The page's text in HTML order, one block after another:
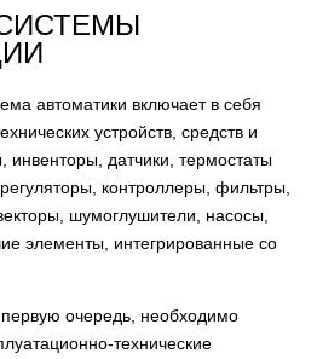
Belimo 01UT
замерзания Belimo 01DTS
A-22D
A-22P 14
и влажности
Belimo 22HH
автоматики включает в себя
устройств, средств и
инвенторы, датчики, термостаты
контроллеры, фильтры,
шумоглушители, насосы,
элементы, интегрированные со
очередь, необходимо
технические